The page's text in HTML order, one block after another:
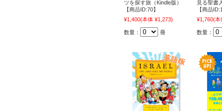
ツを探す旅（Kindle版）
【商品ID:70】
¥1,400(本体 ¥1,273)
数量： 冊
見る聖書
【商品
¥1,760(本
数量：